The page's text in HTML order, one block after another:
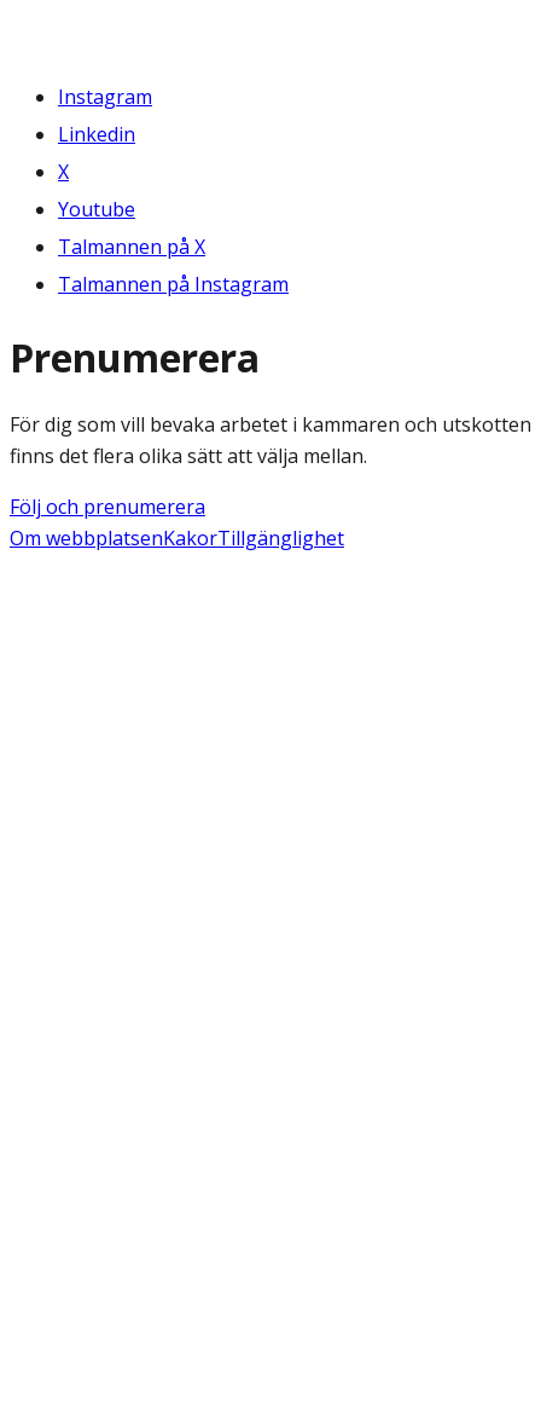
Instagram
Linkedin
X
Youtube
Talmannen på X
Talmannen på Instagram
Prenumerera
För dig som vill bevaka arbetet i kammaren och utskotten
finns det flera olika sätt att välja mellan.
Följ och prenumerera
Om webbplatsenKakorTillgänglighet